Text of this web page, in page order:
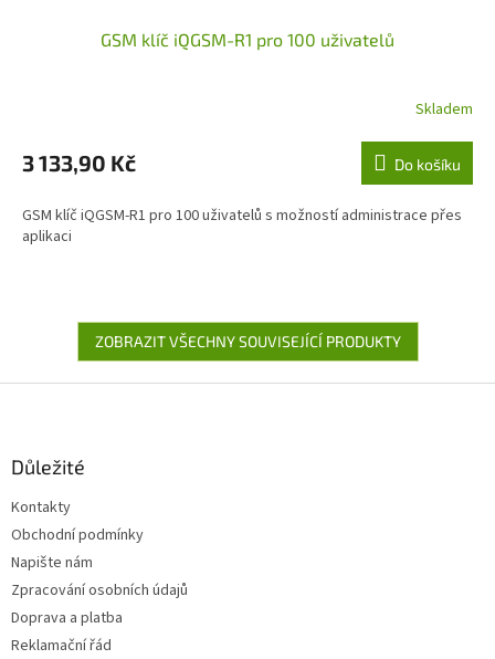
GSM klíč iQGSM-R1 pro 100 uživatelů
Skladem
3 133,90 Kč Do košíku
GSM klíč iQGSM-R1 pro 100 uživatelů s možností administrace přes
aplikaci
ZOBRAZIT VŠECHNY SOUVISEJÍCÍ PRODUKTY
Důležité
Kontakty
Obchodní podmínky
Napište nám
Zpracování osobních údajů
Doprava a platba
Reklamační řád